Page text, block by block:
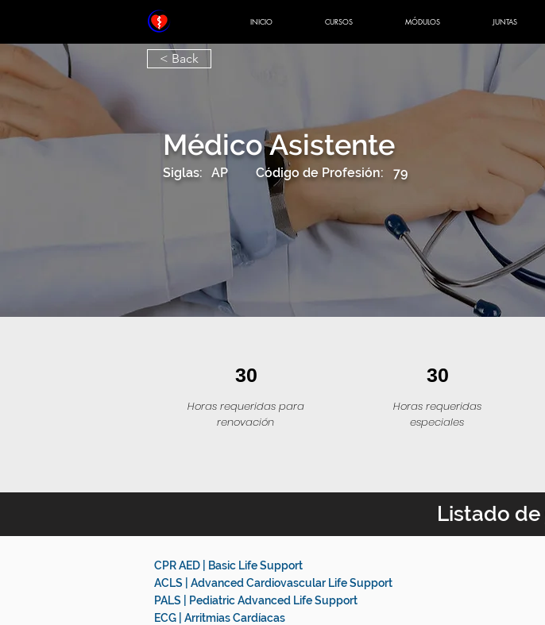
INICIO CURSOS MÓDULOS JUNTAS
< Back
Médico Asistente
Siglas: AP Código de Profesión: 79
30
Horas requeridas para
renovación
30
Horas requeridas
especiales
Listado de
CPR AED | Basic Life Support
ACLS | Advanced Cardiovascular Life Support
PALS | Pediatric Advanced Life Support
ECG | Arritmias Cardíacas